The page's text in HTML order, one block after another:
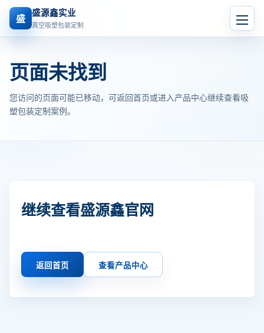
盛
盛源鑫实业
真空吸塑包装定制
页面未找到
您访问的页面可能已移动，可返回首页或进入产品中心继续查看吸
塑包装定制案例。
继续查看盛源鑫官网
返回首页 查看产品中心